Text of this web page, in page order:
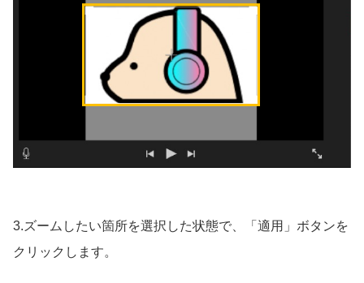
3.ズームしたい箇所を選択した状態で、「適用」ボタンを
クリックします。